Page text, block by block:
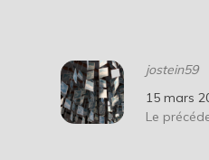
jostein59
15 mars
Le